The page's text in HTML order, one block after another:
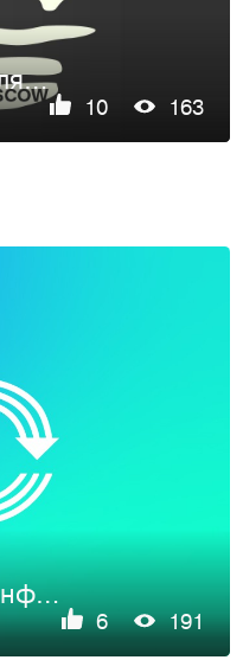
Айдентика фестиваля OFFF. Moscow
10 163
Айдентика digital-конференции«Стрела»
6 191